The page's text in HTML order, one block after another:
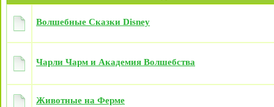
Волшебные Сказки Disney
Чарли Чарм и Академия Волшебства
Животные на Ферме